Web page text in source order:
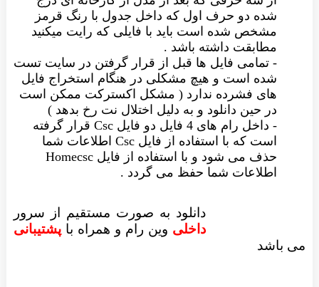
شده دو حرف اول که داخل جدول با رنگ قرمز
مشخص شده است باید با فایلی که رایت میکنید
مطابقت داشته باشد .
- تمامی فایل ها قبل از قرار گرفتن در سایت تست
شده است و هیچ مشکلی در هنگام استخراج فایل
های فشرده ندارد ( مشکل اکسترکت ممکن است
در حین دانلود و به دلیل اختلال نت رخ بدهد )
- داخل رام های 4 فایل دو فایل Csc قرار گرفته
است که با استفاده از فایل Csc اطلاعات شما
حذف می شود و با استفاده از فایل Homecsc
اطلاعات شما حفظ می گردد .
دانلود به صورت مستقیم از سرور
داخلی وین رام و همراه باپشتیبانی
می باشد